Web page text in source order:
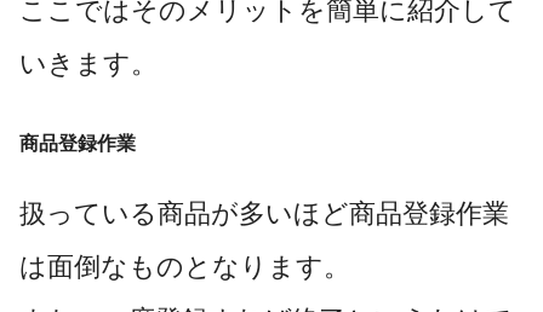
ここではそのメリットを簡単に紹介して
いきます。
商品登録作業
扱っている商品が多いほど商品登録作業
は面倒なものとなります。